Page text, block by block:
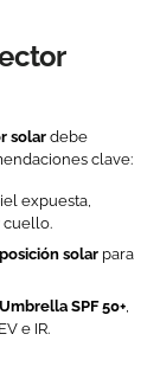
solar debe
clave:
expuesta,
cuello.
solarpara
Umbrella SPF 50+,
e IR.